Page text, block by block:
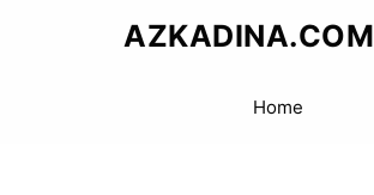
AZKADINA.COM
Home